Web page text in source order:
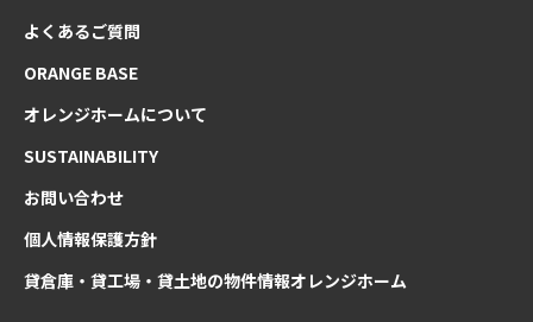
よくあるご質問
ORANGE BASE
オレンジホームについて
SUSTAINABILITY
お問い合わせ
個人情報保護方針
貸倉庫・貸工場・貸土地の物件情報オレンジホーム